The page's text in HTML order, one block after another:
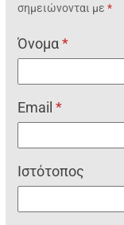
σημειώνονται με*
Όνομα*
Email*
Ιστότοπος